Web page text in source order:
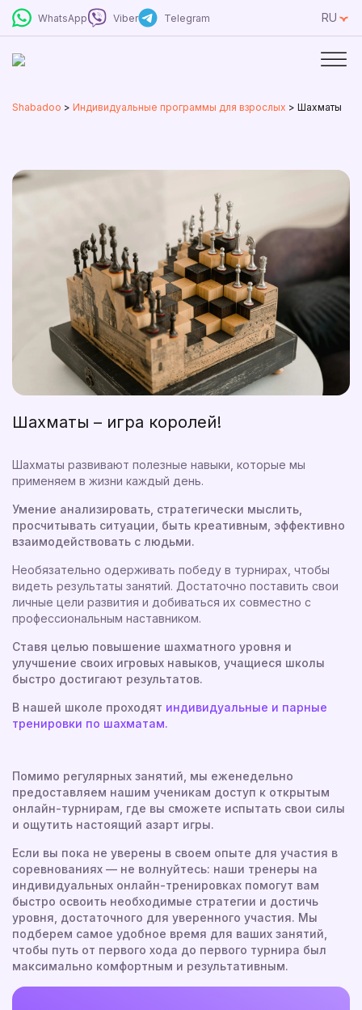
WhatsApp Viber Telegram RU
Shabadoo > Индивидуальные программы для взрослых > Шахматы
Шахматы – игра королей!
Шахматы развивают полезные навыки, которые мы
применяем в жизни каждый день.
Умение анализировать, стратегически мыслить,
просчитывать ситуации, быть креативным, эффективно
взаимодействовать с людьми.
Необязательно одерживать победу в турнирах, чтобы
видеть результаты занятий. Достаточно поставить свои
личные цели развития и добиваться их совместно с
профессиональным наставником.
Ставя целью повышение шахматного уровня и
улучшение своих игровых навыков, учащиеся школы
быстро достигают результатов.
В нашей школе проходят индивидуальные и парные
тренировки по шахматам.
Помимо регулярных занятий, мы еженедельно
предоставляем нашим ученикам доступ к открытым
онлайн-турнирам, где вы сможете испытать свои силы
и ощутить настоящий азарт игры.
Если вы пока не уверены в своем опыте для участия в
соревнованиях — не волнуйтесь: наши тренеры на
индивидуальных онлайн-тренировках помогут вам
быстро освоить необходимые стратегии и достичь
уровня, достаточного для уверенного участия. Мы
подберем самое удобное время для ваших занятий,
чтобы путь от первого хода до первого турнира был
максимально комфортным и результативным.